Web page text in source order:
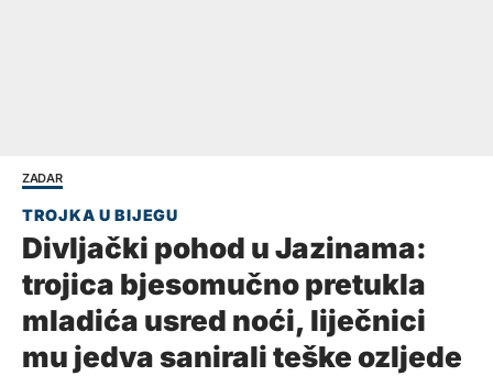
ZADAR
Divljački pohod u Jazinama:
trojica bjesomučno pretukla
mladića usred noći, liječnici
mu jedva sanirali teške ozljede